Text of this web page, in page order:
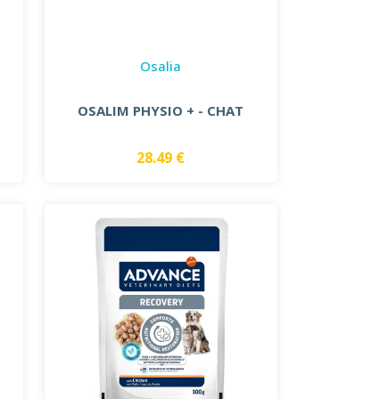
Osalia
OSALIM PHYSIO + - CHAT
28.49 €